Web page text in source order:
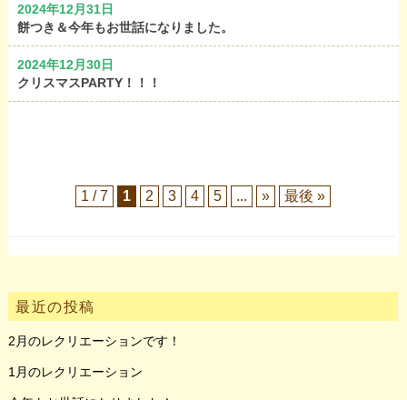
2024年12月31日
餅つき＆今年もお世話になりました。
2024年12月30日
クリスマスPARTY！！！
1 / 7 1 2 3 4 5 ... » 最後 »
最近の投稿
2月のレクリエーションです！
1月のレクリエーション